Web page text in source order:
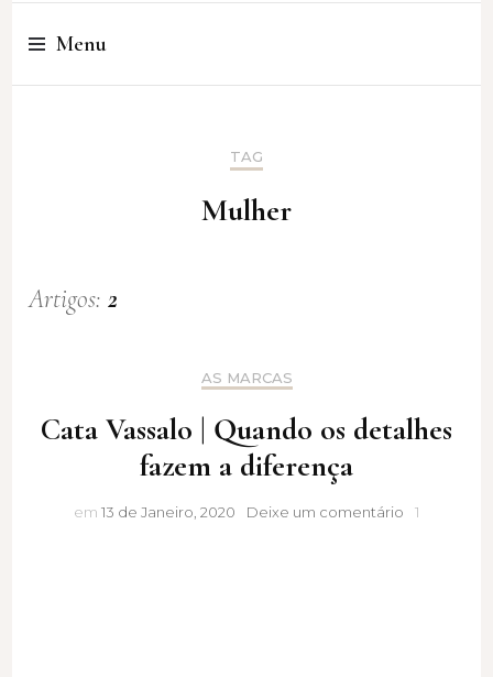
Cristina Amaro
Menu
TAG
Mulher
Artigos:2
AS MARCAS
Cata Vassalo | Quando os detalhes
fazem a diferença
em 13 de Janeiro, 2020 Deixe um comentário Cata
1